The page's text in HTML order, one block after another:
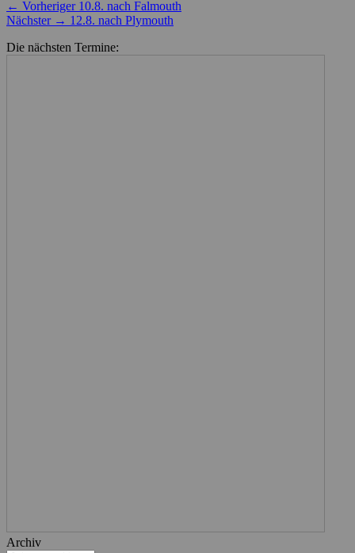
Beitragsnavigation
← Vorheriger Vorheriger
Beitrag:
10.8. nach Falmouth
Nächster → Nächster
12.8. nach Plymouth
Die nächsten Termine:
Archiv